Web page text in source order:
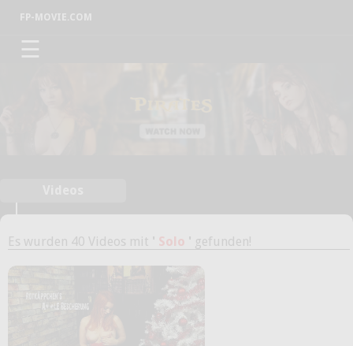
FP-MOVIE.COM
☰
Es wurden 40 Videos mit ' Solo ' gefunden!